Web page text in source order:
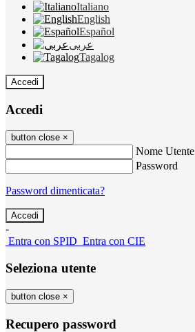
Italiano
English
Español
عربى
Tagalog
Accedi
Accedi
button close ×
Nome Utente
Password
Password dimenticata?
-
Entra con SPID Entra con CIE
Seleziona utente
button close ×
Recupero password